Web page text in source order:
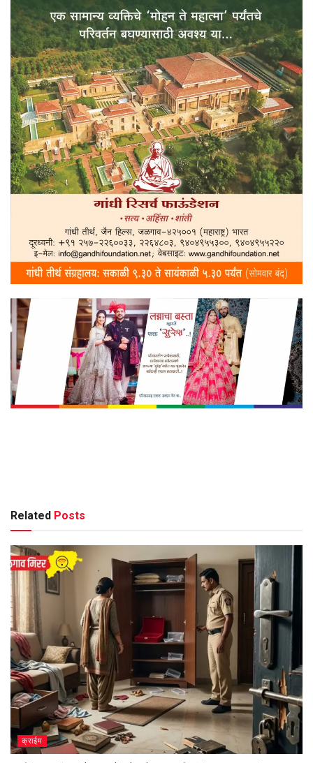
Related Posts
क्राईम